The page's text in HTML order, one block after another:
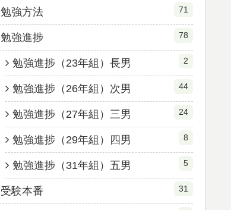
勉強方法 71
勉強進捗 78
勉強進捗（23年組）長男 2
勉強進捗（26年組）次男 44
勉強進捗（27年組）三男 24
勉強進捗（29年組）四男 8
勉強進捗（31年組）五男 5
受験本番 31